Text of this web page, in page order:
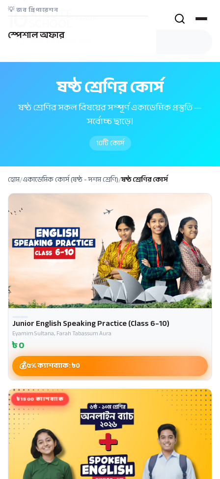
PROMO
💡জব প্রিপারেশন
স্পেশাল অফার
ষষ্ঠ শ্রেণির কোর্স
ষষ্ঠ শ্রেণির সকল বিষয়ের সম্পূর্ণ একাডেমিক প্রস্তুতি —
সর্বোচ্চ ছাড়ে।
10টি কোর্স
হোম/একাডেমিক কোর্স (ষষ্ঠ - দশম শ্রেণি)/ষষ্ঠ শ্রেণির কোর্স
Junior English Speaking Practice (Class 6–10)
Eyamim Sultana, Farah Tabassum Aura
৳0
৫% ক্যাশব্যাক: ৳0
৳1500 ক্যাশব্যাক